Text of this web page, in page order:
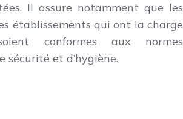
Il assure notamment que les
établissements qui ont la charge
conformes aux normes
sécurité et d’hygiène.